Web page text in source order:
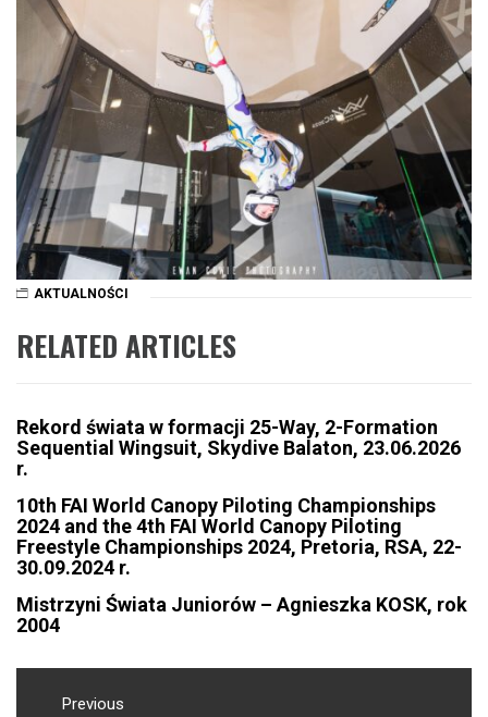
AKTUALNOŚCI
RELATED ARTICLES
Rekord świata w formacji 25-Way, 2-Formation
Sequential Wingsuit, Skydive Balaton, 23.06.2026
r.
10th FAI World Canopy Piloting Championships
2024 and the 4th FAI World Canopy Piloting
Freestyle Championships 2024, Pretoria, RSA, 22-
30.09.2024 r.
Mistrzyni Świata Juniorów – Agnieszka KOSK, rok
2004
NAWIGACJA
Previous